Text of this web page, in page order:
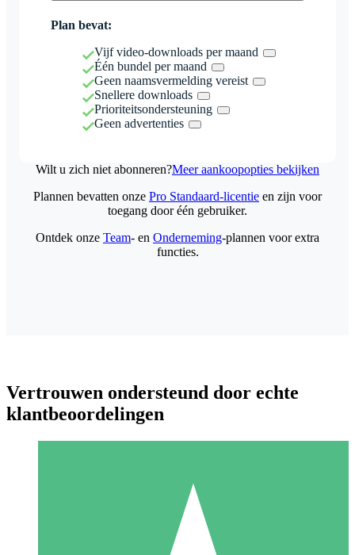
Plan bevat:
Vijf video-downloads per maand
Één bundel per maand
Geen naamsvermelding vereist
Snellere downloads
Prioriteitsondersteuning
Geen advertenties
Wilt u zich niet abonneren?Meer aankoopopties bekijken
Individuele Creditpakketten
Plannen bevatten onze Pro Standaard-licentie en zijn voor
toegang door één gebruiker.
Ontdek onze Team- en Onderneming-plannen voor extra
functies.
Vertrouwen ondersteund door echte
klantbeoordelingen